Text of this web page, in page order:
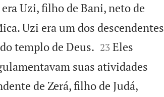
Uzi, filho de Bani, neto de
Uzi era um dos descendentes
templo de Deus.
23 Eles
suas atividades
de Zerá, filho de Judá,